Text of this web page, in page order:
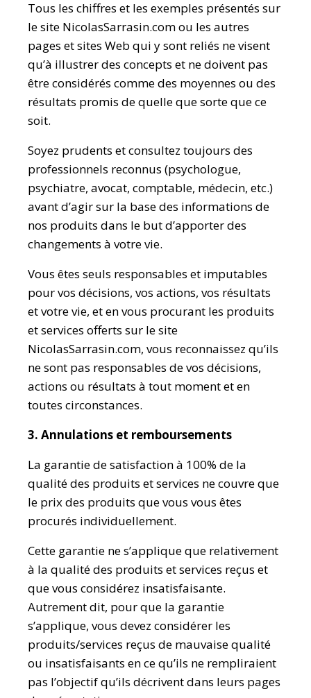
Tous les chiffres et les exemples présentés sur
le site NicolasSarrasin.com ou les autres
pages et sites Web qui y sont reliés ne visent
qu’à illustrer des concepts et ne doivent pas
être considérés comme des moyennes ou des
résultats promis de quelle que sorte que ce
soit.
Soyez prudents et consultez toujours des
professionnels reconnus (psychologue,
psychiatre, avocat, comptable, médecin, etc.)
avant d’agir sur la base des informations de
nos produits dans le but d’apporter des
changements à votre vie.
Vous êtes seuls responsables et imputables
pour vos décisions, vos actions, vos résultats
et votre vie, et en vous procurant les produits
et services offerts sur le site
NicolasSarrasin.com, vous reconnaissez qu’ils
ne sont pas responsables de vos décisions,
actions ou résultats à tout moment et en
toutes circonstances.
3. Annulations et remboursements
La garantie de satisfaction à 100% de la
qualité des produits et services ne couvre que
le prix des produits que vous vous êtes
procurés individuellement.
Cette garantie ne s’applique que relativement
à la qualité des produits et services reçus et
que vous considérez insatisfaisante.
Autrement dit, pour que la garantie
s’applique, vous devez considérer les
produits/services reçus de mauvaise qualité
ou insatisfaisants en ce qu’ils ne rempliraient
pas l’objectif qu’ils décrivent dans leurs pages